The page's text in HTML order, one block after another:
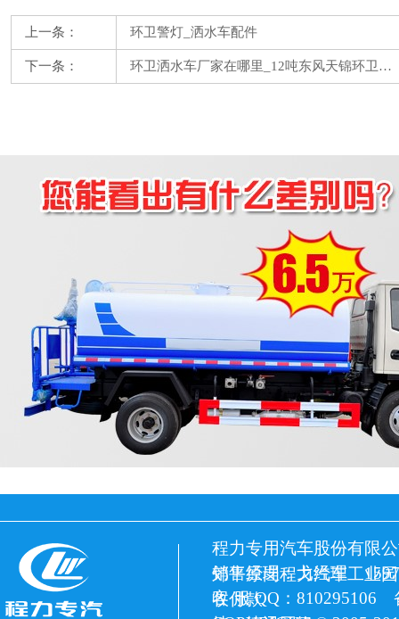
上一条： 环卫警灯_洒水车配件
下一条： 环卫洒水车厂家在哪里_12吨东风天锦环卫…
程力专用汽车股份有限
郊平原岗程力汽车工业园
销售经理：戈经理
收付款
客 服 QQ：810295106